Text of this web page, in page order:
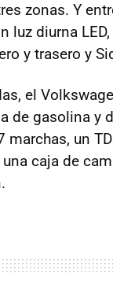
zonas. Y
luz diurna
y trasero y
el
de gasolina y
marchas, un
caja de